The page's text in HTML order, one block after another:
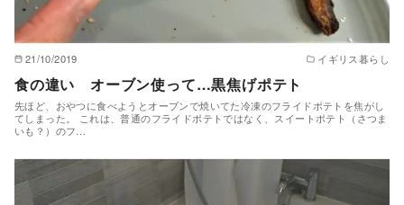
21/10/2019 イギリス暮らし
食の違い オーブン使って…黒焦げポテト
先ほど、おやつに食べようとオーブンで焼いてた冷凍のフライドポテトを焦がし
てしまった。 これは、普通のフライドポテトではなく、スイートポテト（さつま
いも？）のフ…